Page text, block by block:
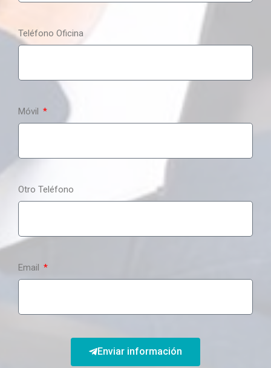
Teléfono Oficina
Móvil
Otro Teléfono
Email
Enviar información